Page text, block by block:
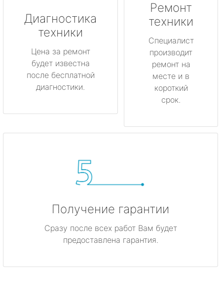
Диагностика
техники
Цена за ремонт
будет известна
после бесплатной
диагностики.
Ремонт
техники
Специалист
производит
ремонт на
месте и в
короткий
срок.
Получение гарантии
Сразу после всех работ Вам будет
предоставлена гарантия.